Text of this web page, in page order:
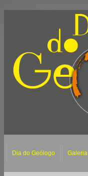
Dia do Geólogo Galeria